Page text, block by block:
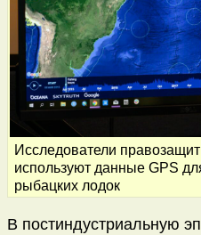
Исследователи
используют данные GPS
рыбацких лодок
В постиндустриальную